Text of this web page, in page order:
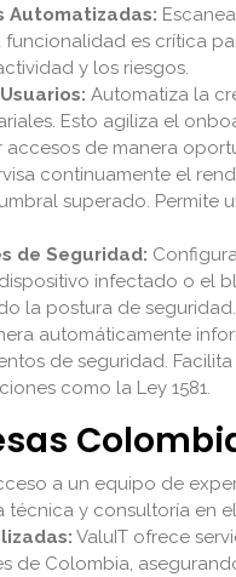
Automatizadas:
es crítica
y los riesgos.
Automatiza la
Esto agiliza el
de manera
continuamente el
superado.
de Seguridad:
infectado o el
la postura de seguridad.
automáticamente
de seguridad.
como la Ley 1581.
a un equipo de
y consultoría en
ValuIT ofrece
de Colombia,